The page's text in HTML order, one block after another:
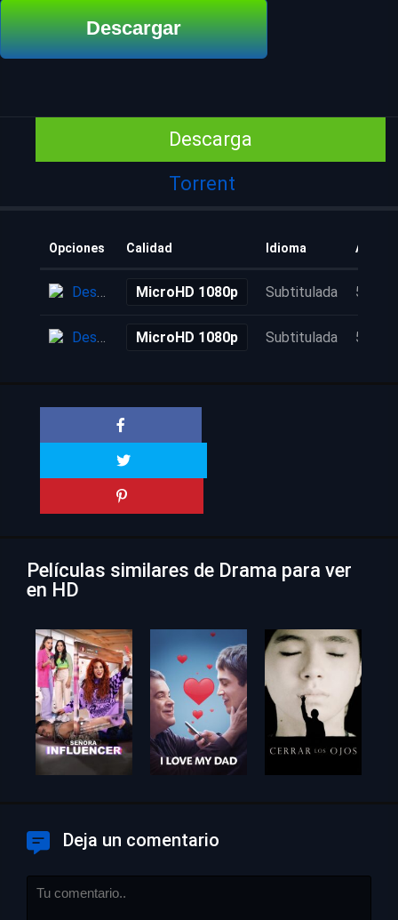
Descargar
Descarga
Torrent
Opciones Calidad Idioma
Descarga MicroHD 1080p Subtitulada 5 años
Descarga MicroHD 1080p Subtitulada 5 años
Películas similares de Drama para ver
en HD
Deja un comentario